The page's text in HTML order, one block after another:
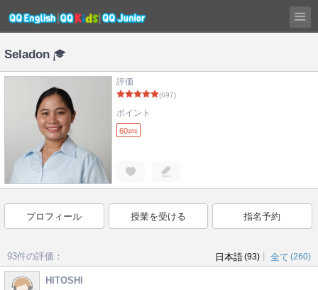
Seladon
評価
(697)
ポイント
60pts
プロフィール 授業を受ける 指名予約
93件の評価： 日本語(93) 全て (260)
HITOSHI